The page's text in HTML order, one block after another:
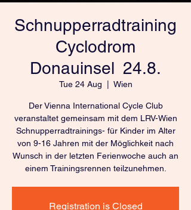
Schnupperradtraining
Cyclodrom
Donauinsel 24.8.
Tue 24 Aug Wien
Der Vienna International Cycle Club
veranstaltet gemeinsam mit dem LRV-Wien
Schnupperradtrainings- für Kinder im Alter
von 9-16 Jahren mit der Möglichkeit nach
Wunsch in der letzten Ferienwoche auch an
einem Trainingsrennen teilzunehmen.
Registration is Closed